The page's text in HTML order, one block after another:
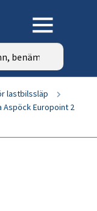
lastbilssläp
Aspöck Europoint 2